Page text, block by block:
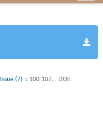
Issue (7) : 100-107.
DOI: